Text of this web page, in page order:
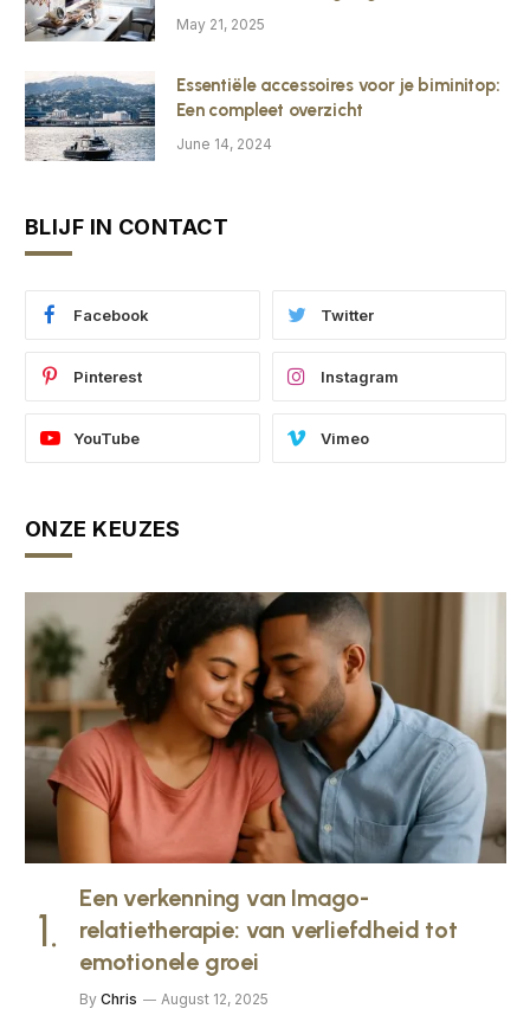
May 21, 2025
Essentiële accessoires voor je biminitop:
Een compleet overzicht
June 14, 2024
BLIJF IN CONTACT
Facebook Twitter
Pinterest Instagram
YouTube Vimeo
ONZE KEUZES
Een verkenning van Imago-
relatietherapie: van verliefdheid tot
emotionele groei
By Chris August 12, 2025